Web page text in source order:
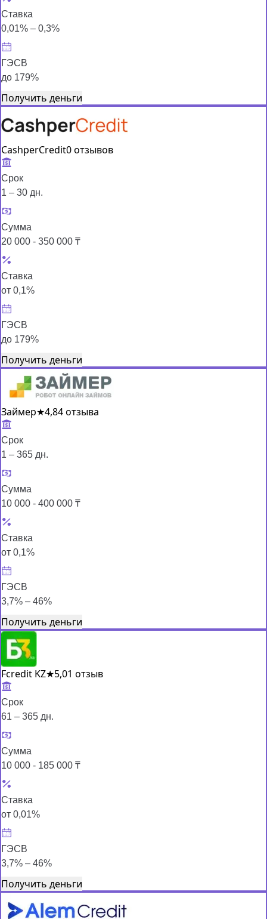
Ставка
0,01% – 0,3%
ГЭСВ
до 179%
Получить деньги
CashperCredit0 отзывов
Срок
1 – 30 дн.
Сумма
20 000 - 350 000 ₸
Ставка
от 0,1%
ГЭСВ
до 179%
Получить деньги
Займер★4,84 отзыва
Срок
1 – 365 дн.
Сумма
10 000 - 400 000 ₸
Ставка
от 0,1%
ГЭСВ
3,7% – 46%
Получить деньги
Fcredit KZ★5,01 отзыв
Срок
61 – 365 дн.
Сумма
10 000 - 185 000 ₸
Ставка
от 0,01%
ГЭСВ
3,7% – 46%
Получить деньги